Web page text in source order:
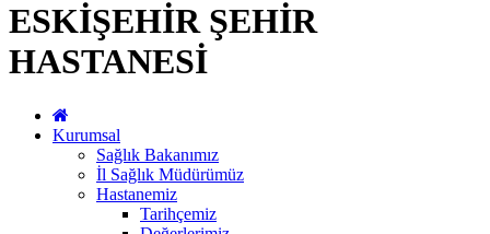
ESKİŞEHİR ŞEHİR
HASTANESİ
Kurumsal
Sağlık Bakanımız
İl Sağlık Müdürümüz
Hastanemiz
Tarihçemiz